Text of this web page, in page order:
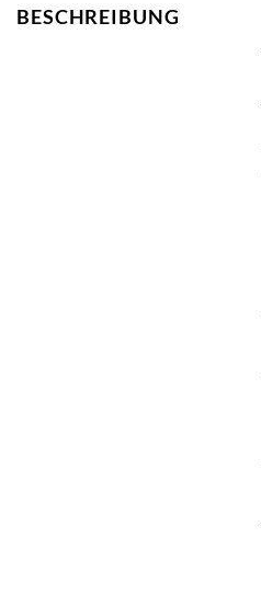
BESCHREIBUNG